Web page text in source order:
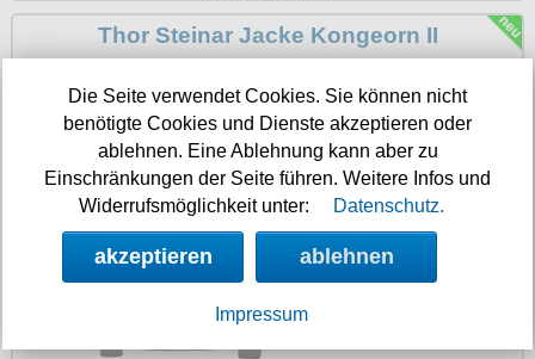
Thor Steinar Jacke Kongeorn II
Die Seite verwendet Cookies. Sie können nicht
benötigte Cookies und Dienste akzeptieren oder
ablehnen. Eine Ablehnung kann aber zu
Einschränkungen der Seite führen. Weitere Infos und
Widerrufsmöglichkeit unter:
Datenschutz.
akzeptieren ablehnen
Impressum